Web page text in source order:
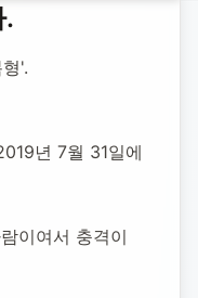
.
'.
년 7월 31일에